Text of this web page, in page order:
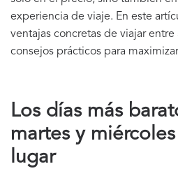
experiencia de viaje. En este
ventajas concretas de viajar
consejos prácticos para
Los días más
martes y
lugar